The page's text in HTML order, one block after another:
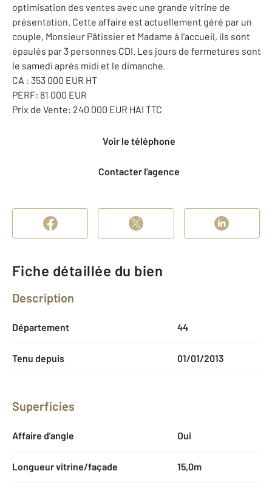
optimisation des ventes avec une grande vitrine de
présentation. Cette affaire est actuellement géré par un
couple, Monsieur Pâtissier et Madame à l'accueil, ils sont
épaulés par 3 personnes CDI. Les jours de fermetures sont
le samedi après midi et le dimanche.
CA : 353 000 EUR HT
PERF: 81 000 EUR
Prix de Vente: 240 000 EUR HAI TTC
Voir le téléphone
Contacter l'agence
Fiche détaillée du bien
Description
Département 44
Tenu depuis 01/01/2013
Superficies
Affaire d'angle Oui
Longueur vitrine/façade 15,0m